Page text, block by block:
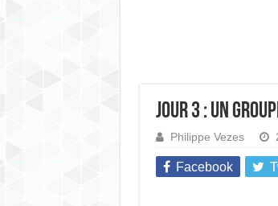
Jour 3 : Un
Philippe Vezes
Facebook